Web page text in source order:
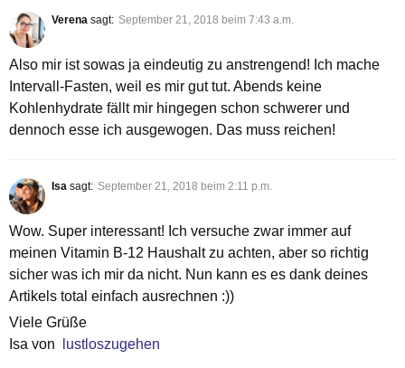
Verena sagt: September 21, 2018 beim 7:43 a.m.
Also mir ist sowas ja eindeutig zu anstrengend! Ich mache
Intervall-Fasten, weil es mir gut tut. Abends keine
Kohlenhydrate fällt mir hingegen schon schwerer und
dennoch esse ich ausgewogen. Das muss reichen!
Isa sagt: September 21, 2018 beim 2:11 p.m.
Wow. Super interessant! Ich versuche zwar immer auf
meinen Vitamin B-12 Haushalt zu achten, aber so richtig
sicher was ich mir da nicht. Nun kann es es dank deines
Artikels total einfach ausrechnen :))
Viele Grüße
Isa von
lustloszugehen